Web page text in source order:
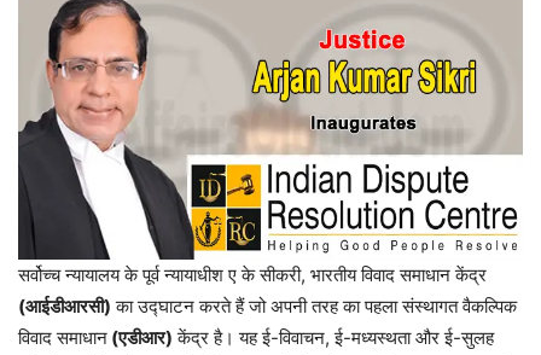
सर्वोच्च न्यायालय के पूर्व न्यायाधीश ए के सीकरी, भारतीय विवाद समाधान केंद्र
(आईडीआरसी) का उद्घाटन करते हैं जो अपनी तरह का पहला संस्थागत वैकल्पिक
विवाद समाधान (एडीआर) केंद्र है। यह ई-विवाचन, ई-मध्यस्थता और ई-सुलह